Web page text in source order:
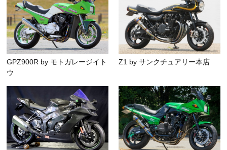
GPZ900R by モトガレージイト
ウ
Z1 by サンクチュアリー本店